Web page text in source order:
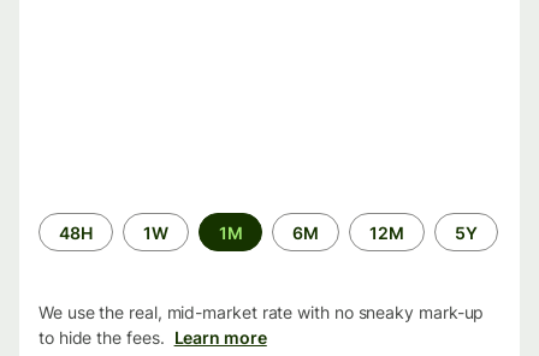
Time
period
48H 1W 1M 6M 12M 5Y
We use the real, mid-market rate with no sneaky mark-up
to hide the fees. Learn more